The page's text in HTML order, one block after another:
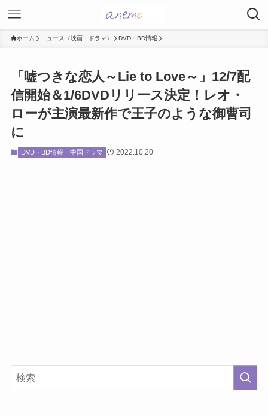
ホーム ニュース（映画・ドラマ） DVD・BD情報
「嘘つきな恋人～Lie to Love～」12/7配
信開始＆1/6DVDリリース決定！レオ・
ローが主演最新作で王子のような御曹司
に
DVD・BD情報 中国ドラマ 2022.10.20